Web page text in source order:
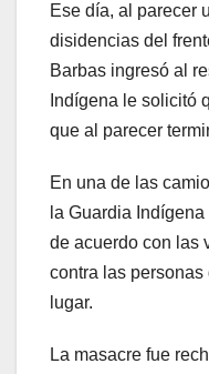
Ese día, al parecer
disidencias del
Barbas ingresó al
Indígena le solicitó
que al parecer
En una de las
la Guardia Indígena
de acuerdo con las
contra las personas
lugar.
La masacre fue